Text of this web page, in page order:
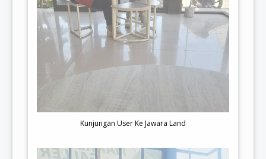
Kunjungan User Ke Jawara Land